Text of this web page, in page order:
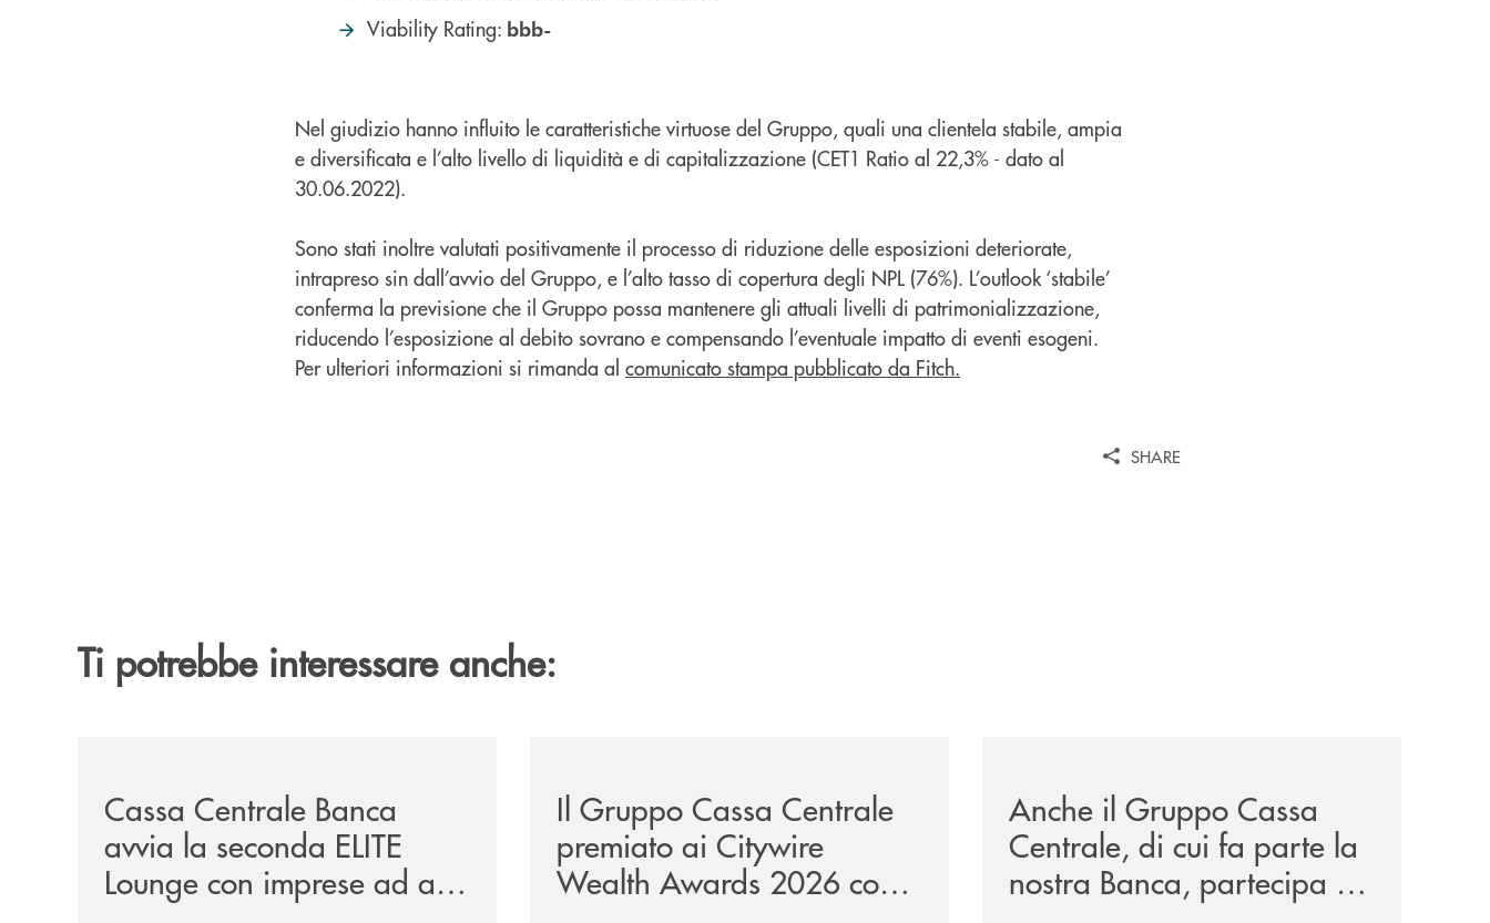
Viability Rating: bbb-
Nel giudizio hanno influito le caratteristiche virtuose del Gruppo, quali una clientela stabile, ampia
e diversificata e l’alto livello di liquidità e di capitalizzazione (CET1 Ratio al 22,3% - dato al
30.06.2022).
Sono stati inoltre valutati positivamente il processo di riduzione delle esposizioni deteriorate,
intrapreso sin dall’avvio del Gruppo, e l’alto tasso di copertura degli NPL (76%). L’outlook ‘stabile’
conferma la previsione che il Gruppo possa mantenere gli attuali livelli di patrimonializzazione,
riducendo l’esposizione al debito sovrano e compensando l’eventuale impatto di eventi esogeni.
Per ulteriori informazioni si rimanda al comunicato stampa pubblicato da Fitch.
SHARE
Ti potrebbe interessare anche:
Cassa Centrale Banca
avvia la seconda ELITE
Lounge con imprese ad alto
Il Gruppo Cassa Centrale
premiato ai Citywire
Wealth Awards 2026 come
Anche il Gruppo Cassa
Centrale, di cui fa parte la
nostra Banca, partecipa a